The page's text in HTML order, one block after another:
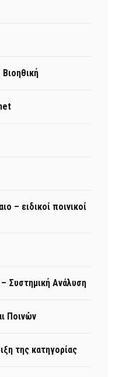
– ειδικοί ποινικοί
Συστημική Ανάλυση
Ποινών
της κατηγορίας